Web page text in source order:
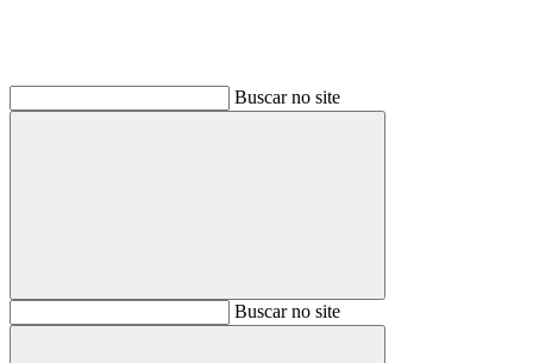
Buscar no site
BuscarBuscar no site